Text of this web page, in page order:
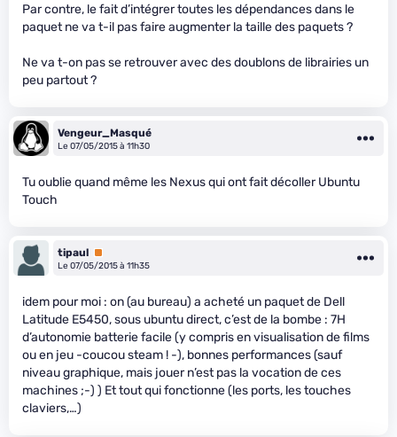
Par contre, le fait d’intégrer toutes les dépendances dans le
paquet ne va t-il pas faire augmenter la taille des paquets ?
Ne va t-on pas se retrouver avec des doublons de librairies un
peu partout ?
Vengeur_Masqué
Le 07/05/2015 à 11h30
Tu oublie quand même les Nexus qui ont fait décoller Ubuntu
Touch
tipaul Premium
Le 07/05/2015 à 11h35
idem pour moi : on (au bureau) a acheté un paquet de Dell
Latitude E5450, sous ubuntu direct, c’est de la bombe : 7H
d’autonomie batterie facile (y compris en visualisation de films
ou en jeu -coucou steam ! -), bonnes performances (sauf
niveau graphique, mais jouer n’est pas la vocation de ces
machines ;-) ) Et tout qui fonctionne (les ports, les touches
claviers,…)